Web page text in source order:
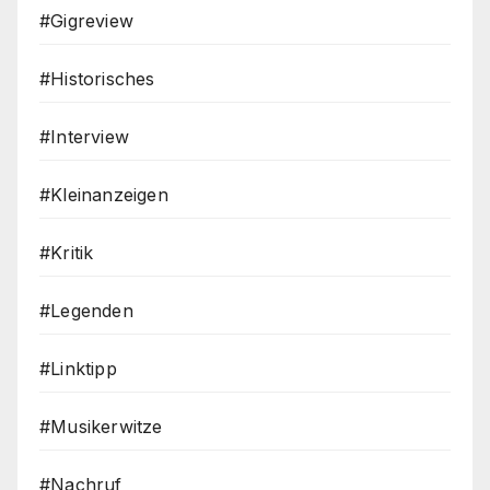
#Gigreview
#Historisches
#Interview
#Kleinanzeigen
#Kritik
#Legenden
#Linktipp
#Musikerwitze
#Nachruf